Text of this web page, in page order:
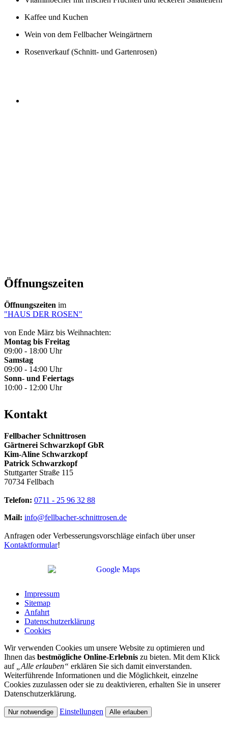
Kaffee und Kuchen
Wein von dem Fellbacher Weingärtnern
Rosenverkauf (Schnitt- und Gartenrosen)
Öffnungszeiten
Öffnungszeiten im
"HAUS DER ROSEN"
von Ende März bis Weihnachten:
Montag bis Freitag
09:00 - 18:00 Uhr
Samstag
09:00 - 14:00 Uhr
Sonn- und Feiertags
10:00 - 12:00 Uhr
Kontakt
Fellbacher Schnittrosen
Gärtnerei Schwarzkopf GbR
Kim-Aline Schwarzkopf
Patrick Schwarzkopf
Stuttgarter Straße 115
70734 Fellbach
Telefon: 0711 - 25 96 32 88
Mail: info@fellbacher-schnittrosen.de
Anfragen oder Verbesserungsvorschläge einfach über unser
Kontaktformular!
Impressum
Sitemap
Anfahrt
Datenschutzerklärung
Cookies
Wir verwenden Cookies um unsere Website zu optimieren und
Ihnen das bestmögliche Online-Erlebnis zu bieten. Mit dem Klick
auf
„Alle erlauben“ erklären Sie sich damit einverstanden.
Weiterführende Informationen und die Möglichkeit, einzelne
Cookies zuzulassen oder sie zu deaktivieren, erhalten Sie in unserer
Datenschutzerklärung.
Nur notwendige Einstellungen Alle erlauben